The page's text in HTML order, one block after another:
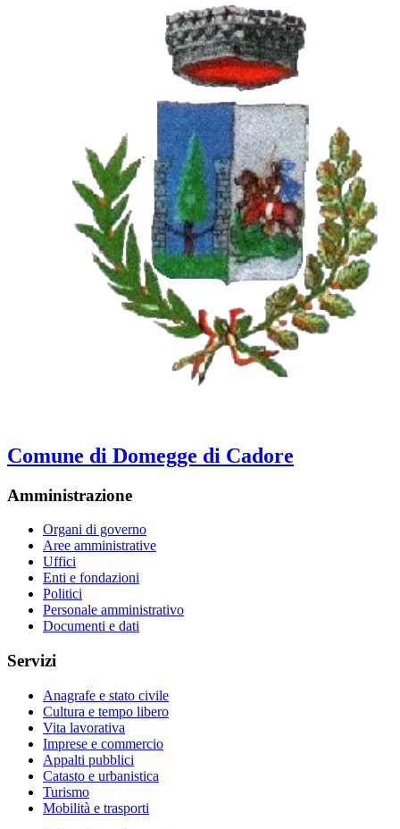
Comune di Domegge di Cadore
Amministrazione
Organi di governo
Aree amministrative
Uffici
Enti e fondazioni
Politici
Personale amministrativo
Documenti e dati
Servizi
Anagrafe e stato civile
Cultura e tempo libero
Vita lavorativa
Imprese e commercio
Appalti pubblici
Catasto e urbanistica
Turismo
Mobilità e trasporti